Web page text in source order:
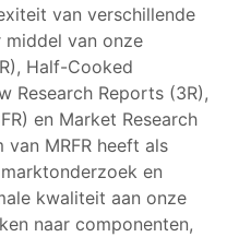
van verschillende
van onze
Half-Cooked
Research Reports (3R),
en Market Research
MRFR heeft als
en
kwaliteit aan onze
naar componenten,